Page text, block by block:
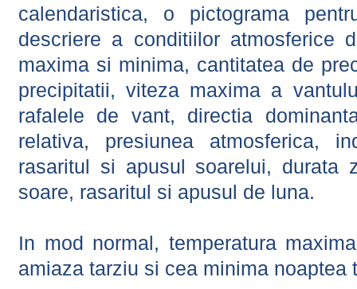
calendaristica, o pictograma
descriere a conditiilor atmosferice
maxima si minima, cantitatea de
precipitatii, viteza maxima a
rafalele de vant, directia
relativa, presiunea atmosferica,
rasaritul si apusul soarelui, durata
soare, rasaritul si apusul de luna.
In mod normal, temperatura
amiaza tarziu si cea minima noaptea